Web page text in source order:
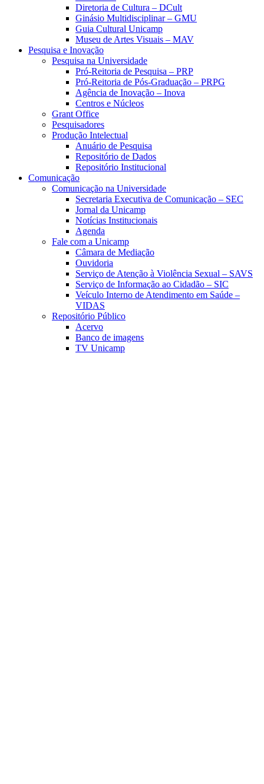
Diretoria de Cultura – DCult
Ginásio Multidisciplinar – GMU
Guia Cultural Unicamp
Museu de Artes Visuais – MAV
Pesquisa e Inovação
Pesquisa na Universidade
Pró-Reitoria de Pesquisa – PRP
Pró-Reitoria de Pós-Graduação – PRPG
Agência de Inovação – Inova
Centros e Núcleos
Grant Office
Pesquisadores
Produção Intelectual
Anuário de Pesquisa
Repositório de Dados
Repositório Institucional
Comunicação
Comunicação na Universidade
Secretaria Executiva de Comunicação – SEC
Jornal da Unicamp
Notícias Institucionais
Agenda
Fale com a Unicamp
Câmara de Mediação
Ouvidoria
Serviço de Atenção à Violência Sexual – SAVS
Serviço de Informação ao Cidadão – SIC
Veículo Interno de Atendimento em Saúde –
VIDAS
Repositório Público
Acervo
Banco de imagens
TV Unicamp